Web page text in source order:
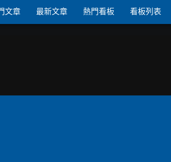
文章 最新文章 熱門看板 看板列表